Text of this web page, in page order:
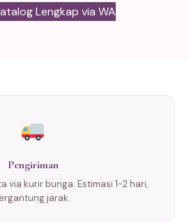
Lengkap via WA
Pengiriman
via kurir bunga. Estimasi 1-2 hari,
jarak.